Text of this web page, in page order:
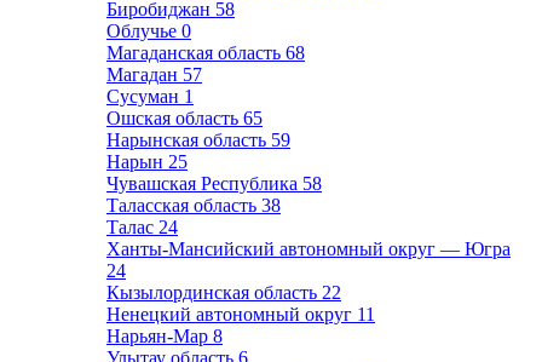
Биробиджан 58
Облучье 0
Магаданская область 68
Магадан 57
Сусуман 1
Ошская область 65
Нарынская область 59
Нарын 25
Чувашская Республика 58
Таласская область 38
Талас 24
Ханты-Мансийский автономный округ — Югра
24
Кызылординская область 22
Ненецкий автономный округ 11
Нарьян-Мар 8
Улытау область 6